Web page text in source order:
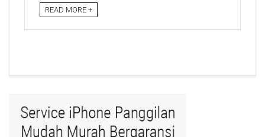
READ MORE +